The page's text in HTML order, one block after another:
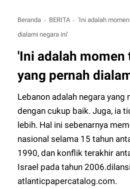
Beranda BERITA
'Ini adalah
dialami negara ini'
'Ini adalah momen
yang pernah
Lebanon adalah negara yang
dengan cukup baik. Juga, ia
lebih. Hal ini sebenarnya
nasional selama 15 tahun
1990, dan konflik terakhir
Israel pada tahun 2006.
atlanticpapercatalog.com.